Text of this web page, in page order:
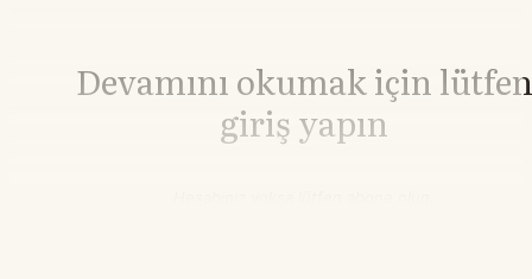
Devamını okumak için lütfen
giriş yapın